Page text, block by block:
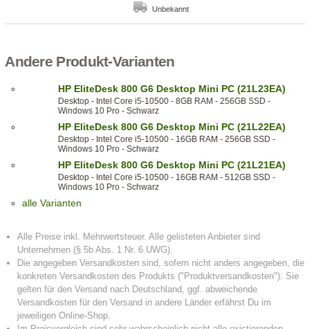
Unbekannt
Andere Produkt-Varianten
HP EliteDesk 800 G6 Desktop Mini PC (21L23EA)
Desktop - Intel Core i5-10500 - 8GB RAM - 256GB SSD -
Windows 10 Pro - Schwarz
HP EliteDesk 800 G6 Desktop Mini PC (21L22EA)
Desktop - Intel Core i5-10500 - 16GB RAM - 256GB SSD -
Windows 10 Pro - Schwarz
HP EliteDesk 800 G6 Desktop Mini PC (21L21EA)
Desktop - Intel Core i5-10500 - 16GB RAM - 512GB SSD -
Windows 10 Pro - Schwarz
alle Varianten